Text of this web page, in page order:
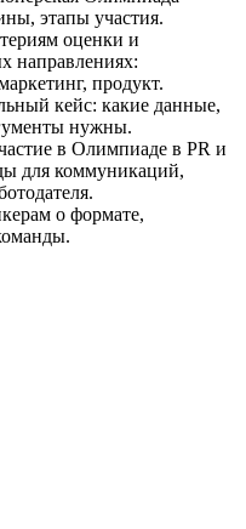
этапы участия.
оценки и
направлениях:
продукт.
кейс: какие данные,
нужны.
в Олимпиаде в PR и
для коммуникаций,
о формате,